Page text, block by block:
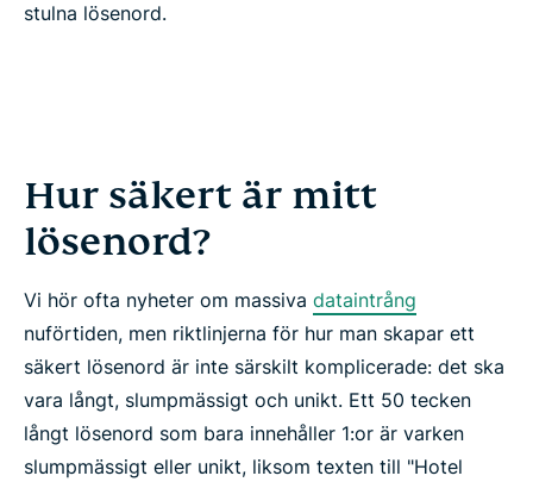
stulna lösenord.
Hur säkert är mitt
lösenord?
Vi hör ofta nyheter om massiva dataintrång
nuförtiden, men riktlinjerna för hur man skapar ett
säkert lösenord är inte särskilt komplicerade: det ska
vara långt, slumpmässigt och unikt. Ett 50 tecken
långt lösenord som bara innehåller 1:or är varken
slumpmässigt eller unikt, liksom texten till "Hotel